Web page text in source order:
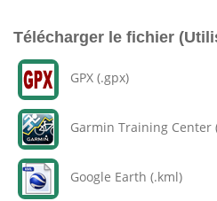
Télécharger le fichier
GPX (.gpx)
Garmin Training Center
Google Earth (.kml)